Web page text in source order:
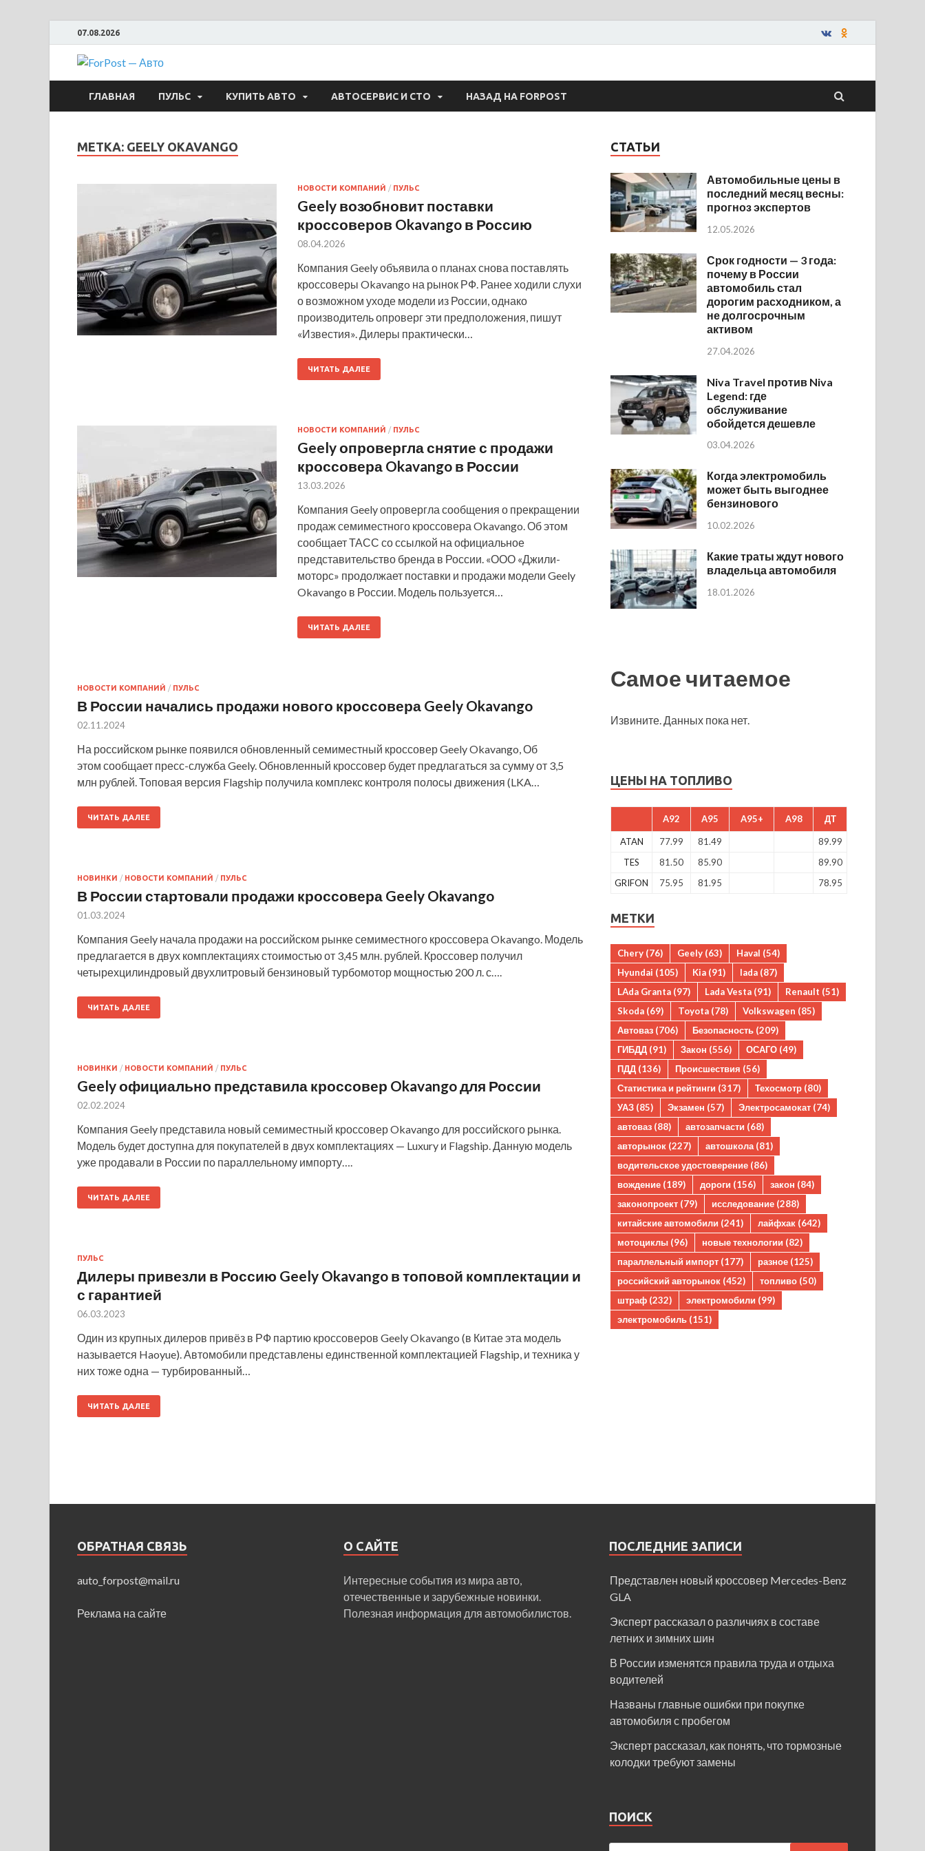
07.08.2026
ForPost — Авто
ГЛАВНАЯ ПУЛЬС КУПИТЬ АВТО АВТОСЕРВИС И СТО НАЗАД НА FORPOST
МЕТКА: GEELY OKAVANGO
НОВОСТИ КОМПАНИЙ / ПУЛЬС
Geely возобновит поставки
кроссоверов Okavango в Россию
08.04.2026
Компания Geely объявила о планах снова поставлять
кроссоверы Okavango на рынок РФ. Ранее ходили слухи
о возможном уходе модели из России, однако
производитель опроверг эти предположения, пишут
«Известия». Дилеры практически…
ЧИТАТЬ ДАЛЕЕ
НОВОСТИ КОМПАНИЙ / ПУЛЬС
Geely опровергла снятие с продажи
кроссовера Okavango в России
13.03.2026
Компания Geely опровергла сообщения о прекращении
продаж семиместного кроссовера Okavango. Об этом
сообщает ТАСС со ссылкой на официальное
представительство бренда в России. «ООО «Джили-
моторс» продолжает поставки и продажи модели Geely
Okavango в России. Модель пользуется…
ЧИТАТЬ ДАЛЕЕ
НОВОСТИ КОМПАНИЙ / ПУЛЬС
В России начались продажи нового кроссовера Geely Okavango
02.11.2024
На российском рынке появился обновленный семиместный кроссовер Geely Okavango, Об
этом сообщает пресс-служба Geely. Обновленный кроссовер будет предлагаться за сумму от 3,5
млн рублей. Топовая версия Flagship получила комплекс контроля полосы движения (LKA…
ЧИТАТЬ ДАЛЕЕ
НОВИНКИ / НОВОСТИ КОМПАНИЙ / ПУЛЬС
В России стартовали продажи кроссовера Geely Okavango
01.03.2024
Компания Geely начала продажи на российском рынке семиместного кроссовера Okavango. Модель
предлагается в двух комплектациях стоимостью от 3,45 млн. рублей. Кроссовер получил
четырехцилиндровый двухлитровый бензиновый турбомотор мощностью 200 л. с….
ЧИТАТЬ ДАЛЕЕ
НОВИНКИ / НОВОСТИ КОМПАНИЙ / ПУЛЬС
Geely официально представила кроссовер Okavango для России
02.02.2024
Компания Geely представила новый семиместный кроссовер Okavango для российского рынка.
Модель будет доступна для покупателей в двух комплектациях — Luxury и Flagship. Данную модель
уже продавали в России по параллельному импорту….
ЧИТАТЬ ДАЛЕЕ
ПУЛЬС
Дилеры привезли в Россию Geely Okavango в топовой комплектации и
с гарантией
06.03.2023
Один из крупных дилеров привёз в РФ партию кроссоверов Geely Okavango (в Китае эта модель
называется Haoyue). Автомобили представлены единственной комплектацией Flagship, и техника у
них тоже одна — турбированный…
ЧИТАТЬ ДАЛЕЕ
СТАТЬИ
Автомобильные цены в
последний месяц весны:
прогноз экспертов
12.05.2026
Срок годности — 3 года:
почему в России
автомобиль стал
дорогим расходником, а
не долгосрочным
активом
27.04.2026
Niva Travel против Niva
Legend: где
обслуживание
обойдется дешевле
03.04.2026
Когда электромобиль
может быть выгоднее
бензинового
10.02.2026
Какие траты ждут нового
владельца автомобиля
18.01.2026
Самое читаемое
Извините. Данных пока нет.
ЦЕНЫ НА ТОПЛИВО
A92 A95 A95+ A98 ДТ
ATAN 77.99 81.49
89.99
TES
81.50 85.90
89.90
GRIFON
75.95 81.95 78.95
МЕТКИ
Chery (76) Geely (63) Haval (54)
Hyundai (105) Kia (91) lada (87)
LAda Granta (97) Lada Vesta (91) Renault (51)
Skoda (69) Toyota (78) Volkswagen (85)
Автоваз (706) Безопасность (209)
ГИБДД (91) Закон (556) ОСАГО (49)
ПДД (136) Происшествия (56)
Статистика и рейтинги (317) Техосмотр (80)
УАЗ (85) Экзамен (57) Электросамокат (74)
автоваз (88) автозапчасти (68)
авторынок (227) автошкола (81)
водительское удостоверение (86)
вождение (189) дороги (156) закон (84)
законопроект (79) исследование (288)
китайские автомобили (241) лайфхак (642)
мотоциклы (96) новые технологии (82)
параллельный импорт (177) разное (125)
российский авторынок (452) топливо (50)
штраф (232) электромобили (99)
электромобиль (151)
ОБРАТНАЯ СВЯЗЬ
auto_forpost@mail.ru
Реклама на сайте
О САЙТЕ
Интересные события из мира авто,
отечественные и зарубежные новинки.
Полезная информация для автомобилистов.
ПОСЛЕДНИЕ ЗАПИСИ
Представлен новый кроссовер Mercedes-Benz
GLA
Эксперт рассказал о различиях в составе
летних и зимних шин
В России изменятся правила труда и отдыха
водителей
Названы главные ошибки при покупке
автомобиля с пробегом
Эксперт рассказал, как понять, что тормозные
колодки требуют замены
ПОИСК